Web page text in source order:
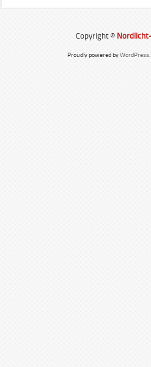
Copyright ©
Proudly powered byWordPress